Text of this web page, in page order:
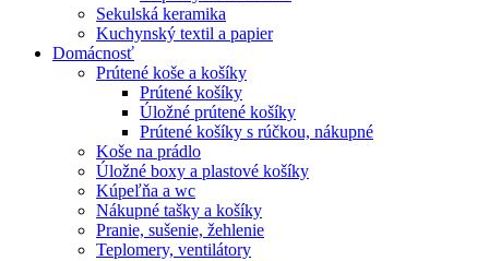
Sekulská keramika
Kuchynský textil a papier
Domácnosť
Prútené koše a košíky
Prútené košíky
Úložné prútené košíky
Prútené košíky s rúčkou, nákupné
Koše na prádlo
Úložné boxy a plastové košíky
Kúpeľňa a wc
Nákupné tašky a košíky
Pranie, sušenie, žehlenie
Teplomery, ventilátory